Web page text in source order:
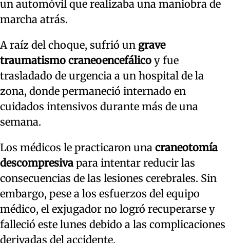
un automóvil que realizaba una maniobra de
marcha atrás.
A raíz del choque, sufrió un grave
traumatismo craneoencefálico y fue
trasladado de urgencia a un hospital de la
zona, donde permaneció internado en
cuidados intensivos durante más de una
semana.
Los médicos le practicaron una craneotomía
descompresiva para intentar reducir las
consecuencias de las lesiones cerebrales. Sin
embargo, pese a los esfuerzos del equipo
médico, el exjugador no logró recuperarse y
falleció este lunes debido a las complicaciones
derivadas del accidente.